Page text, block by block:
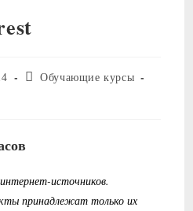
Рубрика
Обучающие курсы
источников.
принадлежат только их